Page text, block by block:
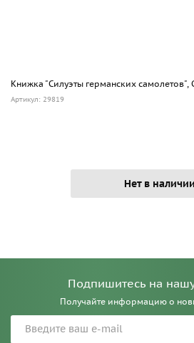
Книжка "Силуэты германских самолетов",
Артикул: 29819
Нет в наличии
Подпишитесь на
Получайте информацию о